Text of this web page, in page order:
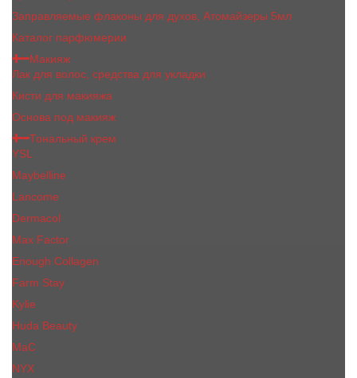
Заправляемые флаконы для духов, Атомайзеры 5мл
Каталог парфюмерии
Макияж
Лак для волос, средства для укладки
Кисти для макияжа
Основа под макияж
Тональный крем
YSL
Maybelline
Lancome
Dermacol
Max Factor
Enough Collagen
Farm Stay
Kylie
Huda Beauty
МаС
NYX